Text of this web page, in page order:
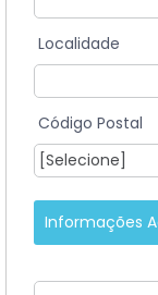
Localidade
Código Postal
Informações